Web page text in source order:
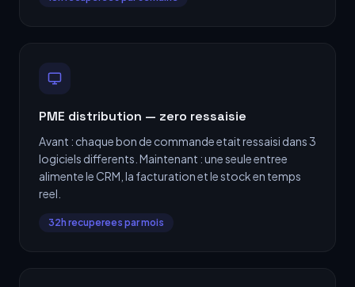
PME distribution — zero ressaisie
Avant : chaque bon de commande etait ressaisi dans 3
logiciels differents. Maintenant : une seule entree
alimente le CRM, la facturation et le stock en temps
reel.
32h recuperees par mois